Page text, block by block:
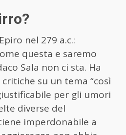
nel 279 a.c.:
questa e saremo
Sala non ci sta. Ha
su un tema “così
per gli umori
diverse del
imperdonabile a